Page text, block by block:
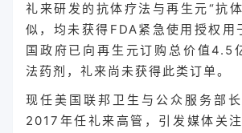
礼来研发的抗体疗法与再生元“抗
似，均未获得FDA紧急使用授权用
国政府已向再生元订购总价值4.5
法药剂，礼来尚未获得此类订单。
现任美国联邦卫生与公众服务部
2017年任礼来高管，引发媒体关